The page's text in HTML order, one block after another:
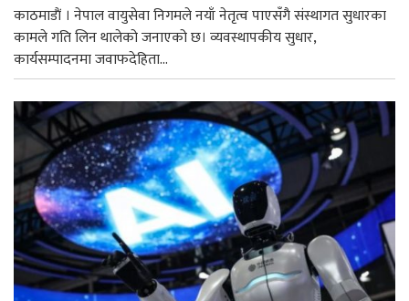
काठमाडाैं । नेपाल वायुसेवा निगमले नयाँ नेतृत्व पाएसँगै संस्थागत सुधारका
कामले गति लिन थालेको जनाएको छ। व्यवस्थापकीय सुधार,
कार्यसम्पादनमा जवाफदेहिता...